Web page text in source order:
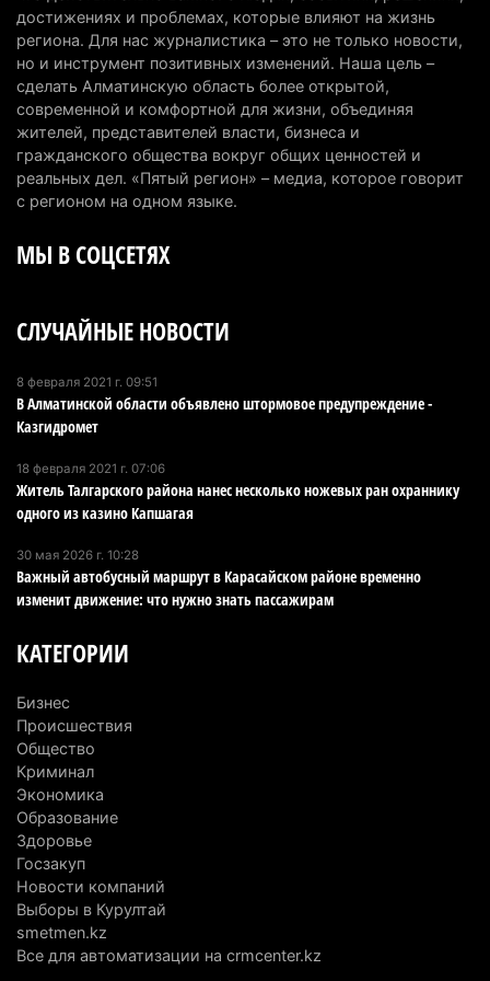
топлива для самолетов: пилотный проект
запустят в Алатау
5 августа 2026 г. 12:32 194
Туриста с тяжелыми травмами эвакуировали в
горах Алматинской области после камнепада
5 августа 2026 г. 11:23 164
Алматинской области, судят спустя год после
катеров для Formula-1 H2O и откроют академию
пилотов
5 августа 2026 г. 08:29
В Alatau City Authority назначили нового
директора по коммуникациям
Партия «Әділет» предложила превратить
университеты в центры технологий и новых
4 августа 2026 г. 15:11
В Алматинской области назначили нового
председателя административного суда
4 августа 2026 г. 14:29
В Алматинской области второй день не могут
потушить пожар в Аксайском ущелье
4 августа 2026 г. 13:02
В Алматы приостановили лицензии 350
строительным компаниям
достижениях и проблемах, которые влияют на жизнь
региона. Для нас журналистика – это не только новости,
но и инструмент позитивных изменений. Наша цель –
сделать Алматинскую область более открытой,
современной и комфортной для жизни, объединяя
жителей, представителей власти, бизнеса и
гражданского общества вокруг общих ценностей и
реальных дел. «Пятый регион» – медиа, которое говорит
с регионом на одном языке.
МЫ В СОЦСЕТЯХ
СЛУЧАЙНЫЕ НОВОСТИ
8 февраля 2021 г. 09:51
В Алматинской области объявлено штормовое предупреждение -
Казгидромет
18 февраля 2021 г. 07:06
Житель Талгарского района нанес несколько ножевых ран охраннику
одного из казино Капшагая
30 мая 2026 г. 10:28
Важный автобусный маршрут в Карасайском районе временно
изменит движение: что нужно знать пассажирам
КАТЕГОРИИ
Бизнес
Происшествия
Общество
Криминал
Экономика
Образование
Здоровье
Госзакуп
Новости компаний
Выборы в Курултай
smetmen.kz
Все для автоматизации на crmcenter.kz